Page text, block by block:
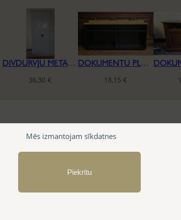
Mēs izmantojam sīkdatnes
Piekrītu
DIVDURVJU METĀLA DOKUMENTU SKAPIS (ŠAURS)
36,30€
DOKUMENTU PLAUKTS
18,15€